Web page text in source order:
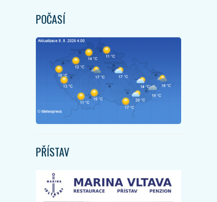
POČASÍ
PŘÍSTAV